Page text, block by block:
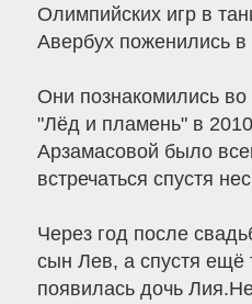
Олимпийских игр в
Авербух поженились в
Они познакомились
"Лёд и пламень" в 2010
Арзамасовой было
встречаться спустя
Через год после
сын Лев, а спустя ещё
появилась дочь